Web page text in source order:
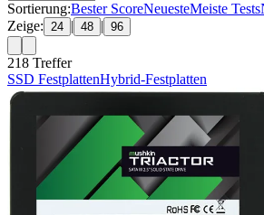
Sortierung:Bester ScoreNeuesteMeiste Tests
Zeige: 24 | 48 | 96
218 Treffer
SSD FestplattenHybrid-Festplatten